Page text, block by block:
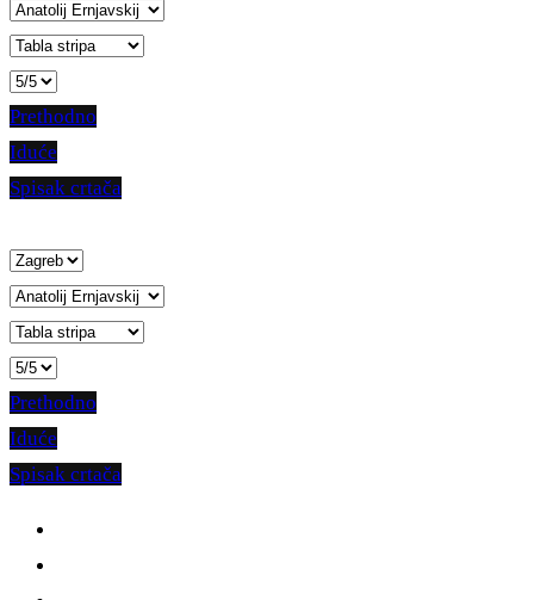
Prethodno
Iduće
Spisak crtača
Prethodno
Iduće
Spisak crtača